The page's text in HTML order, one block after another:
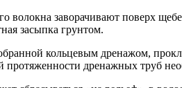
волокна заворачивают поверх
засыпка грунтом.
кольцевым дренажом,
дренажных труб